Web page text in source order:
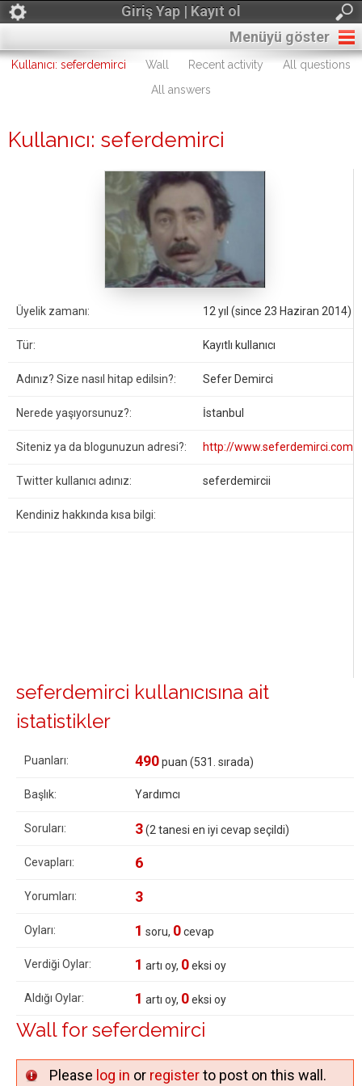
Giriş Yap | Kayıt ol
Menüyü göster
Kullanıcı: seferdemirci Wall Recent activity
All questions
All answers
Kullanıcı: seferdemirci
Üyelik zamanı: 12 yıl (since 23 Haziran 2014)
Tür: Kayıtlı kullanıcı
Adınız? Size nasıl hitap edilsin?: Sefer Demirci
Nerede yaşıyorsunuz?: İstanbul
Siteniz ya da blogunuzun adresi?: http://www.seferdemirci.com
Twitter kullanıcı adınız: seferdemircii
Kendiniz hakkında kısa bilgi:
seferdemirci kullanıcısına ait
istatistikler
Puanları: 490puan (531 . sırada)
Başlık: Yardımcı
Soruları: 3(2 tanesi en iyi cevap seçildi)
Cevapları: 6
Yorumları: 3
Oyları: 1 soru, 0cevap
Verdiği Oylar: 1 artı oy, 0eksi oy
Aldığı Oylar: 1 artı oy, 0eksi oy
Wall for seferdemirci
Please log in or registerto post on this wall.